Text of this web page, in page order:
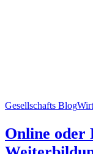
Gesellschafts Blog
Online oder